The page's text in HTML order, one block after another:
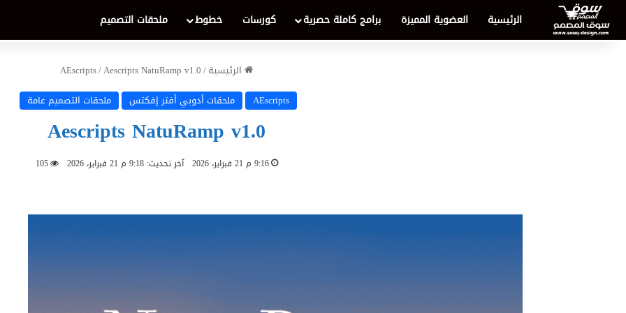
الرئيسية العضوية المميزة برامج كاملة حصرية كورسات خطوط ملحقات التصميم
الرئيسية/
AEscripts/Aescripts NatuRamp v1.0
AEscripts
ملحقات أدوبي أفتر إفكتس ملحقات التصميم عامة
Aescripts NatuRamp v1.0
9:16 م 21 فبراير، 2026 آخر تحديث: 9:18 م 21 فبراير، 2026 105